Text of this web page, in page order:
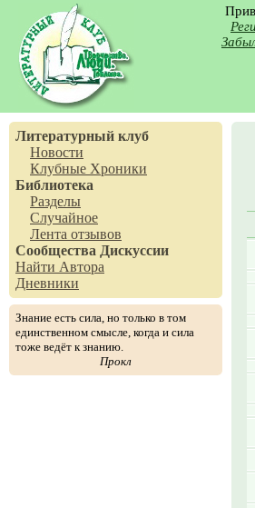
Литературный клуб
Новости
Клубные Хроники
Библиотека
Разделы
Случайное
Лента отзывов
Сообщества Дискуссии
Найти Автора
Дневники
Знание есть сила, но только в том
единственном смысле, когда и сила
тоже ведёт к знанию.
Прокл